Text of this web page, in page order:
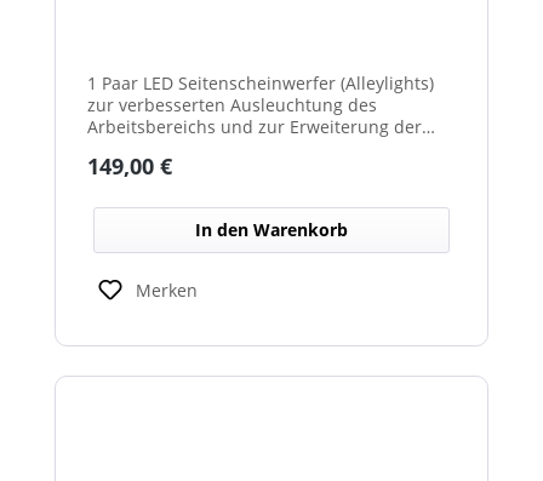
1 Paar LED Seitenscheinwerfer (Alleylights)
zur verbesserten Ausleuchtung des
Arbeitsbereichs und zur Erweiterung der
Regulärer Preis:
149,00 €
In den Warenkorb
Merken